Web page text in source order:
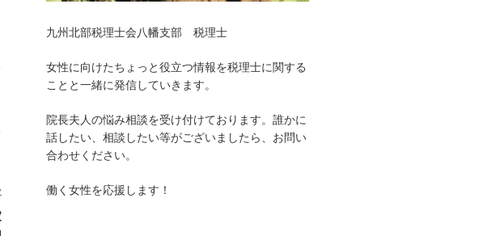
次
の
九州北部税理士会八幡支部 税理士
女性に向けたちょっと役立つ情報を税理士に関する
ことと一緒に発信していきます。
院長夫人の悩み相談を受け付けております。誰かに
話したい、相談したい等がございましたら、お問い
合わせください。
働く女性を応援します！